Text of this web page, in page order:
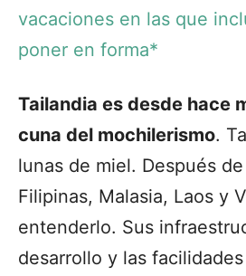
vacaciones en las que
poner en forma*
Tailandia es desde hace
cuna del mochilerismo.
lunas de miel. Después
Filipinas, Malasia, Laos y
entenderlo. Sus
desarrollo y las